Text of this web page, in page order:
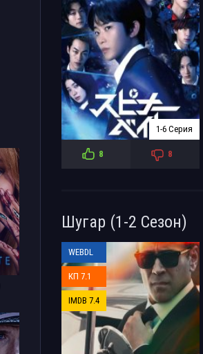
1-6 Серия
8 8
Шугар (1-2 Сезон)
WEBDL
КП 7.1
IMDB 7.4